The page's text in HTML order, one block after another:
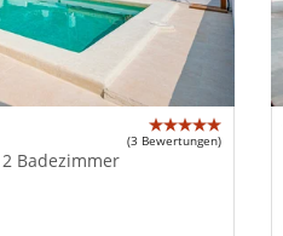
(3 Bewertungen)
Badezimmer